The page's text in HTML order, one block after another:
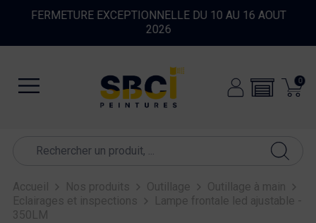
FERMETURE EXCEPTIONNELLE DU 10 AU 16 AOUT
2026
0
Accueil Nos produits Outillage
Outillage à main
Eclairages et inspections
Lampe frontale led ajustable -
350LM